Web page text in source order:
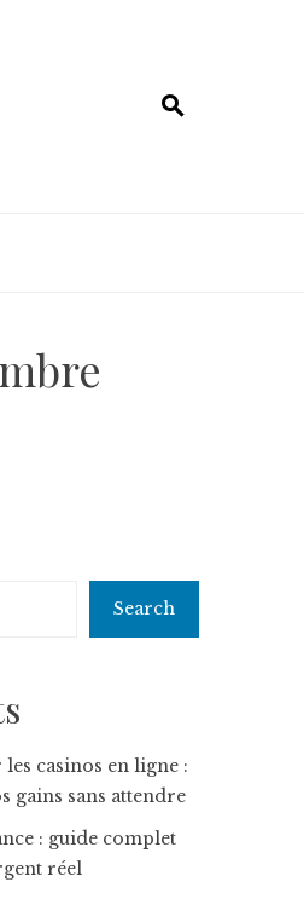
Search
casinos en ligne :
gains sans attendre
: guide complet
réel